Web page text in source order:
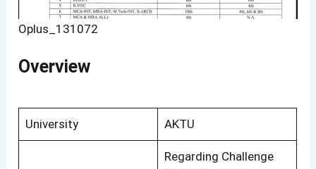
Oplus_131072
Overview
University AKTU
Regarding Challenge